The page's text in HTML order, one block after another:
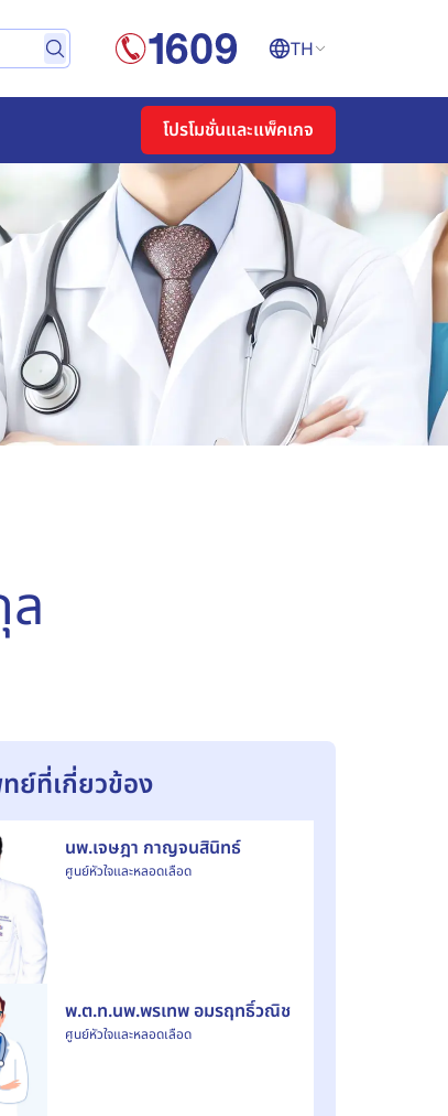
TH
โปรโมชั่นและแพ็คเกจ
ย์ที่เกี่ยวข้อง
นพ.เจษฎา กาญจนสินิทธ์
ศูนย์หัวใจและหลอดเลือด
พ.ต.ท.นพ.พรเทพ อมรฤทธิ์วณิช
ศูนย์หัวใจและหลอดเลือด